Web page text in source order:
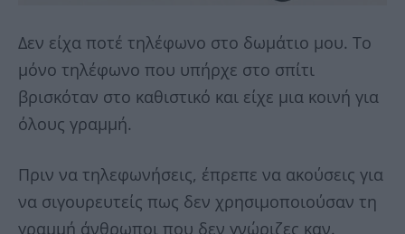
Δεν είχα ποτέ τηλέφωνο στο δωμάτιο μου. Το
μόνο τηλέφωνο που υπήρχε στο σπίτι
βρισκόταν στο καθιστικό και είχε μια κοινή για
όλους γραμμή.
Πριν να τηλεφωνήσεις, έπρεπε να ακούσεις για
να σιγουρευτείς πως δεν χρησιμοποιούσαν τη
γραμμή άνθρωποι που δεν γνώριζες καν.